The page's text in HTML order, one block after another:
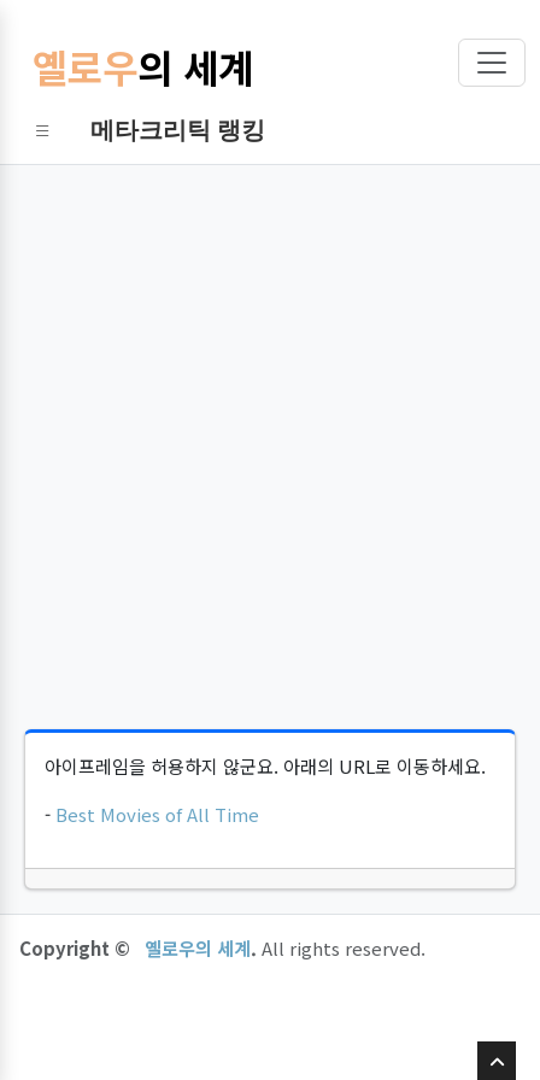
옐로우의 세계
메타크리틱 랭킹
아이프레임을 허용하지 않군요. 아래의 URL로 이동하세요.
- Best Movies of All Time
Copyright © 옐로우의 세계. All rights reserved.